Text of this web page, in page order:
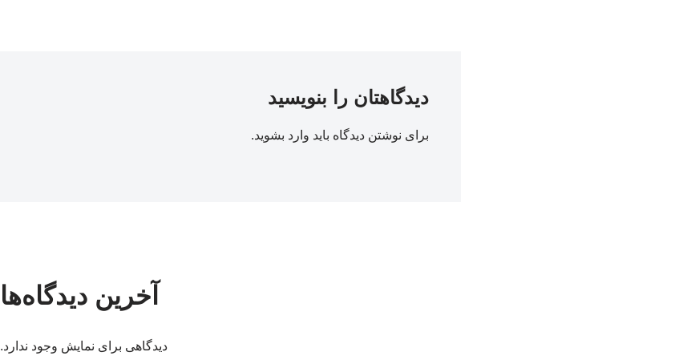
دیدگاهتان را بنویسید
برای نوشتن دیدگاه باید وارد بشوید.
آخرین دیدگاه‌ها
دیدگاهی برای نمایش وجود ندارد.